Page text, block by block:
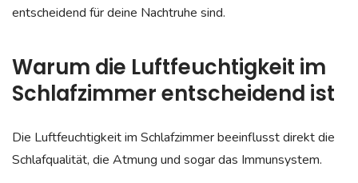
entscheidend für deine Nachtruhe sind.
Warum die Luftfeuchtigkeit im
Schlafzimmer entscheidend ist
Die Luftfeuchtigkeit im Schlafzimmer beeinflusst direkt die
Schlafqualität, die Atmung und sogar das Immunsystem.